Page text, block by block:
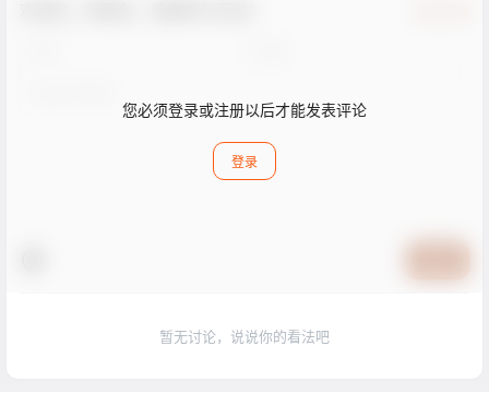
您必须登录或注册以后才能发表评论
登录
暂无讨论，说说你的看法吧